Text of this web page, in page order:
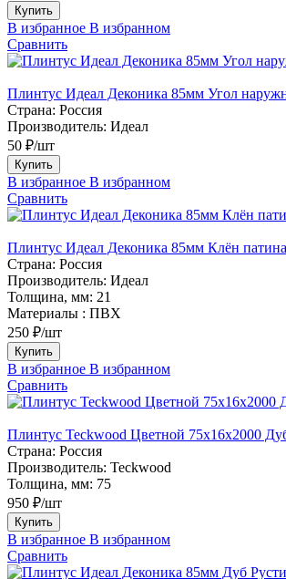
Купить
В избранное В избранном
Сравнить
Плинтус Идеал Деконика 85мм Угол
Страна: Россия
Производитель: Идеал
50 ₽/шт
Купить
В избранное В избранном
Сравнить
Плинтус Идеал Деконика 85мм Клён патина
Страна: Россия
Производитель: Идеал
Толщина, мм: 21
Материалы : ПВХ
250 ₽/шт
Купить
В избранное В избранном
Сравнить
Плинтус Teckwood Цветной 75х16х2000
Страна: Россия
Производитель: Teckwood
Толщина, мм: 75
950 ₽/шт
Купить
В избранное В избранном
Сравнить